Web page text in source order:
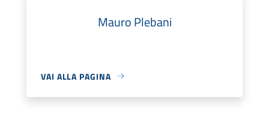
Mauro Plebani
VAI ALLA PAGINA